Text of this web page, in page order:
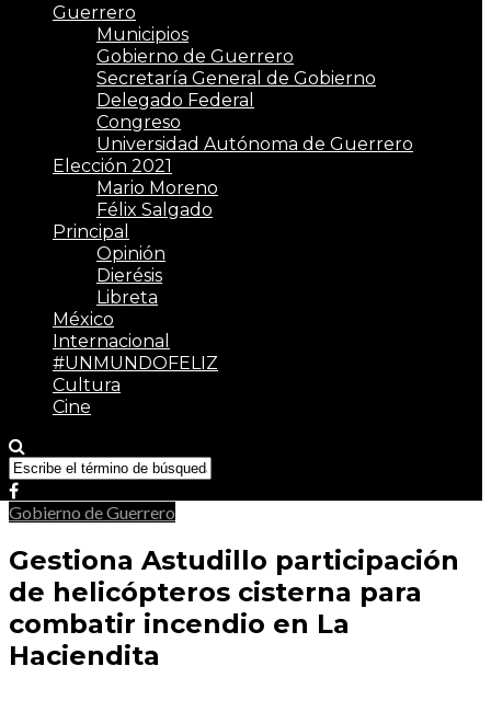
Guerrero
Municipios
Gobierno de Guerrero
Secretaría General de Gobierno
Delegado Federal
Congreso
Universidad Autónoma de Guerrero
Elección 2021
Mario Moreno
Félix Salgado
Principal
Opinión
Dierésis
Libreta
México
Internacional
#UNMUNDOFELIZ
Cultura
Cine
Gobierno de Guerrero
Gestiona Astudillo participación
de helicópteros cisterna para
combatir incendio en La
Haciendita